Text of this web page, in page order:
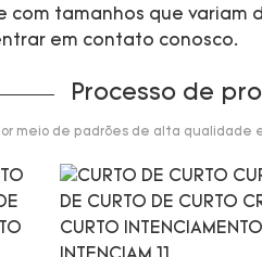
tamanhos que variam
em contato conosco.
Processo de
meio de padrões de alta qualidade